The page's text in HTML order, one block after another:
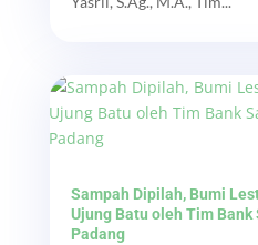
Sampah Dipilah, Bumi
Ujung Batu oleh Tim Bank
Padang